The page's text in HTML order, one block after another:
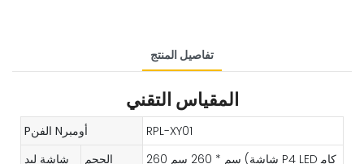
تفاصيل المنتج
المقياس التقني
Pالفن Nأومبر
RPL-XY01
شاشة ليد
الحجم
260 سم * 260 سم (شاشة P4 LED كام